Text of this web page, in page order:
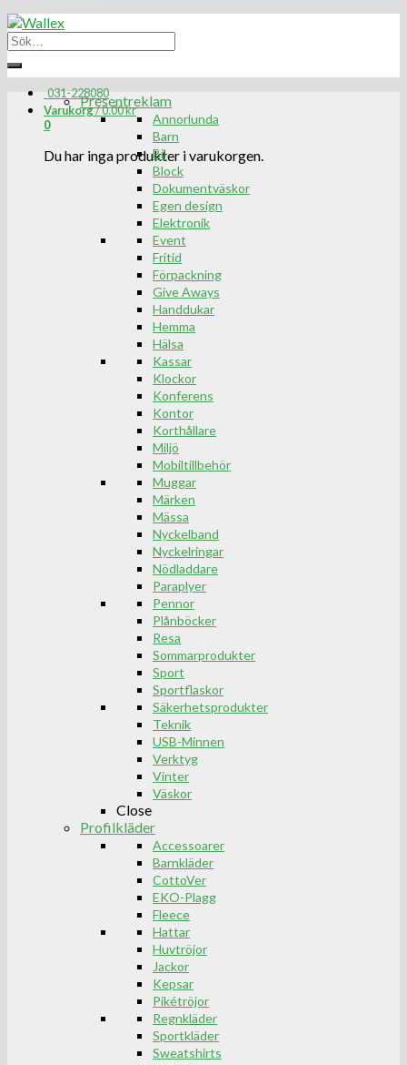
031-228080
Varukorg/0.00kr
0
Du har inga produkter i varukorgen.
Presentreklam
Annorlunda
Barn
Bil
Block
Dokumentväskor
Egen design
Elektronik
Event
Fritid
Förpackning
Give Aways
Handdukar
Hemma
Hälsa
Kassar
Klockor
Konferens
Kontor
Korthållare
Miljö
Mobiltillbehör
Muggar
Märken
Mässa
Nyckelband
Nyckelringar
Nödladdare
Paraplyer
Pennor
Plånböcker
Resa
Sommarprodukter
Sport
Sportflaskor
Säkerhetsprodukter
Teknik
USB-Minnen
Verktyg
Vinter
Väskor
Close
Profilkläder
Accessoarer
Barnkläder
CottoVer
EKO-Plagg
Fleece
Hattar
Huvtröjor
Jackor
Kepsar
Pikétröjor
Regnkläder
Sportkläder
Sweatshirts